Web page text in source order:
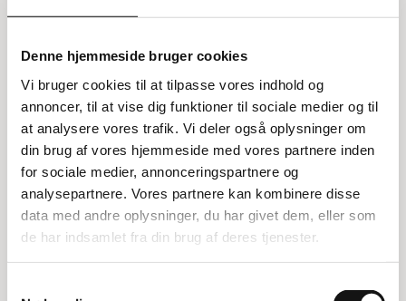
Denne hjemmeside bruger cookies
Vi bruger cookies til at tilpasse vores indhold og
annoncer, til at vise dig funktioner til sociale medier og til
at analysere vores trafik. Vi deler også oplysninger om
din brug af vores hjemmeside med vores partnere inden
for sociale medier, annonceringspartnere og
analysepartnere. Vores partnere kan kombinere disse
data med andre oplysninger, du har givet dem, eller som
de har indsamlet fra din brug af deres tjenester.
på lager. Disse skabe har flytbare hylder og
cylinderlås, og hver hylde kan bære op til 50 kg
jævnt fordelt. Den samlede maksimale belastning
for skabet er 250 kg. Du har også mulighed for at
tilkøbe ekstra hylder, som du kan finde under
"Andre købte også".
Det viste arkivskab er lavet af lakeret stål i lysegrå
farve og måler 45x100x200h cm.